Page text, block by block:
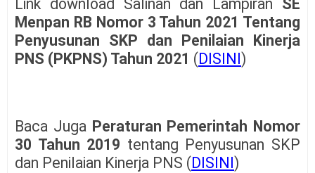
Link download Salinan dan Lampiran SE
Menpan RB Nomor 3 Tahun 2021 Tentang
Penyusunan SKP dan Penilaian Kinerja
PNS (PKPNS) Tahun 2021 (DISINI)
Baca Juga Peraturan Pemerintah Nomor
30 Tahun 2019 tentang Penyusunan SKP
dan Penilaian Kinerja PNS (DISINI)